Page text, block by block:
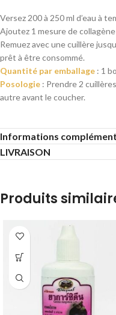
Versez 200 à 250 ml d’eau à
Ajoutez 1 mesure de collagène
Remuez avec une cuillère
prêt à être consommé.
Quantité par emballage : 1
Posologie : Prendre 2
autre avant le coucher.
Informations
LIVRAISON
Produits